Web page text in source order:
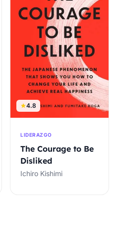
4.8
LIDERAZGO
The Courage to Be
Disliked
Ichiro Kishimi